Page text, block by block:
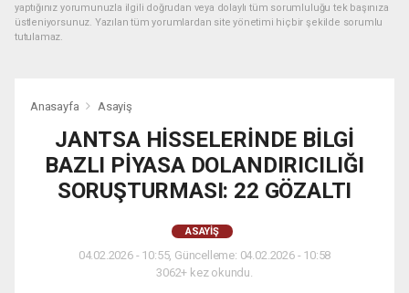
yaptığınız yorumunuzla ilgili doğrudan veya dolaylı tüm sorumluluğu tek başınıza
üstleniyorsunuz. Yazılan tüm yorumlardan site yönetimi hiçbir şekilde sorumlu
tutulamaz.
Anasayfa Asayiş
JANTSA HİSSELERİNDE BİLGİ
BAZLI PİYASA DOLANDIRICILIĞI
SORUŞTURMASI: 22 GÖZALTI
ASAYIŞ
04.02.2026 - 10:55, Güncelleme: 04.02.2026 - 10:58
3062+ kez okundu.